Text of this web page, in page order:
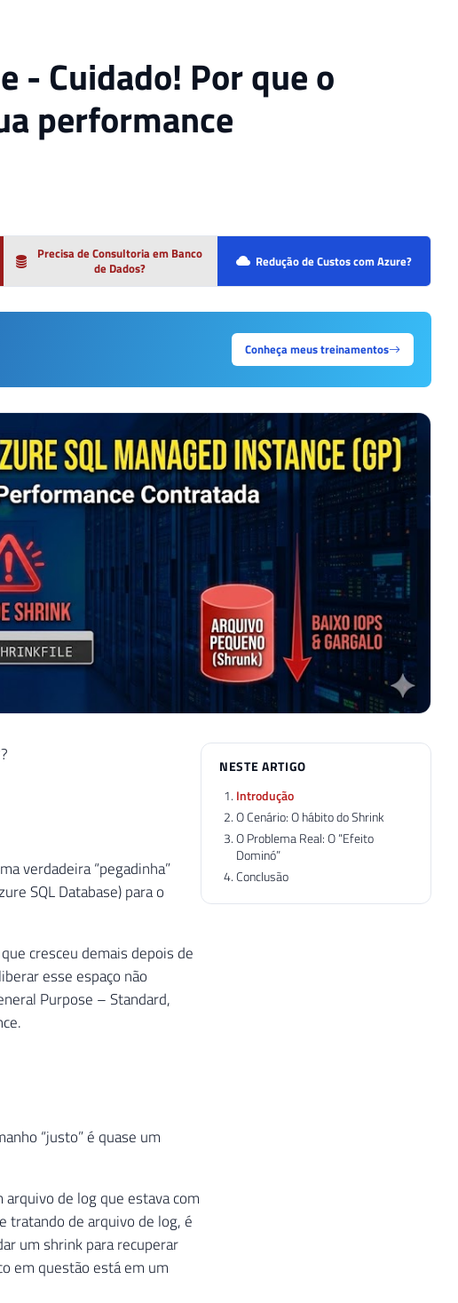
- Cuidado! Por que o
performance
Precisa de Consultoria em Banco
de Dados?
Redução de Custos com Azure?
Conheça meus treinamentos
verdadeira “pegadinha”
SQL Database) para o
cresceu demais depois de
esse espaço não
Purpose – Standard,
“justo” é quase um
de log que estava com
tratando de arquivo de log, é
um shrink para recuperar
em questão está em um
NESTE ARTIGO
Introdução
O Cenário: O hábito do Shrink
O Problema Real: O “Efeito
Dominó”
Conclusão